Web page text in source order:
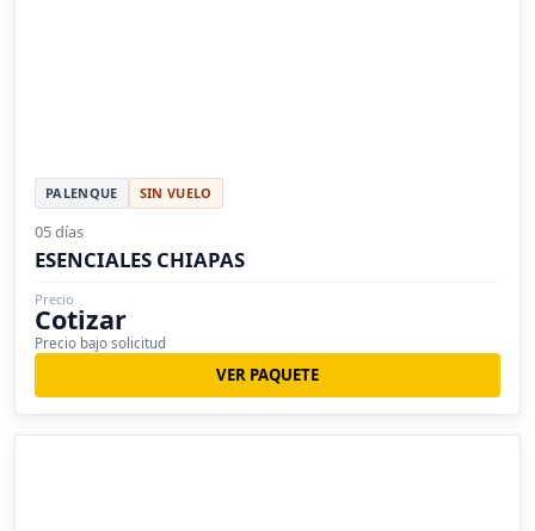
PALENQUE SIN VUELO
05 días
ESENCIALES CHIAPAS
Precio
Cotizar
Precio bajo solicitud
VER PAQUETE